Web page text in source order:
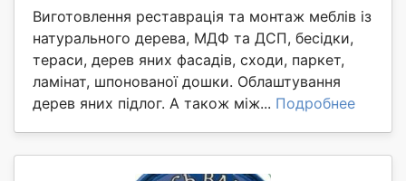
Виготовлення реставрація та монтаж меблів із
натурального дерева, МДФ та ДСП, бесідки,
тераси, дерев яних фасадів, сходи, паркет,
ламінат, шпонованої дошки. Облаштування
дерев яних підлог. А також між... Подробнее